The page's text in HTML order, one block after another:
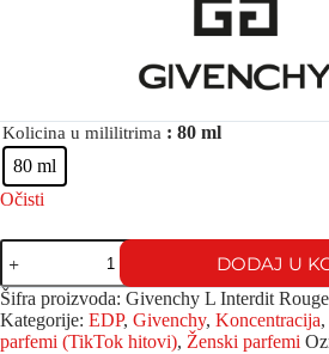
Kolicina u mililitrima : 80 ml
80 ml
Očisti
DODAJ U
Šifra proizvoda: Givenchy L Interdit
Kategorije: EDP, Givenchy, Koncentracija,
parfemi (TikTok hitovi), Ženski parfemi